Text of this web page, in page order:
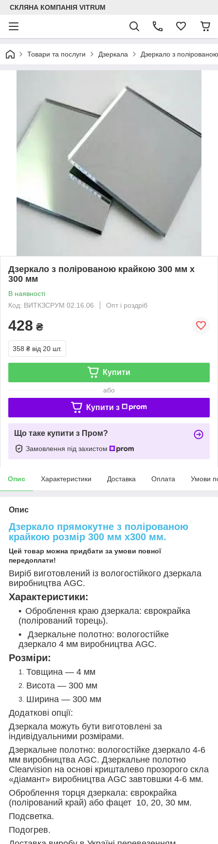
СКЛЯНА КОМПАНІЯ VITRUM
Товари та послуги Дзеркала Дзеркало з
Дзеркало з полірованою крайкою 300 мм х
300 мм
В наявності
Код: ВИТКЗСРУМ 02.16.06
Опт і роздріб
428 ₴
358 ₴ від 20 шт.
Купити
або
Купити з
Що таке купити з Пром?
Замовлення під захистом
Опис Характеристики Доставка Оплата Умови
Опис
Дзеркало прямокутне з полірованою
крайкою розмір 300 мм х300 мм.
Цей товар можна придбати за умови повної
передоплати!
Виріб виготовлений із вологостійкого дзеркала
виробництва AGC.
Характеристики:
Оброблення краю дзеркала: єврокрайка
(полірований торець).
Дзеркальне полотно: вологостійке
дзеркало 4 мм виробництва AGC.
Розміри:
Товщина — 4 мм
Висота — 300 мм
Ширина — 300 мм
Додаткові опції:
Дзеркала можуть бути виготовлені за
індивідуальними розмірами.
Дзеркальне полотно: вологостійке дзеркало 4-6
мм виробництва AGC. Дзеркальне полотно
Clearvision на основі кришталево прозорого скла
«діамант» виробництва AGC завтовшки 4-6 мм.
Оброблення торця дзеркала: єврокрайка
(полірований край) або фацет 10, 20, 30 мм.
Подсветка.
Подогрев.